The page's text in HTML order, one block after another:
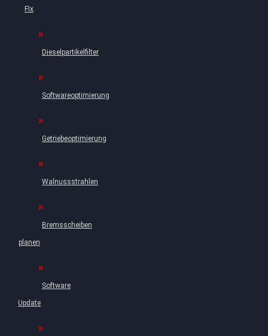
FIx
Dieselpartikelfilter
Softwareoptimierung
Getriebeoptimierung
Walnussstrahlen
Bremsscheiben
planen
Software
Update